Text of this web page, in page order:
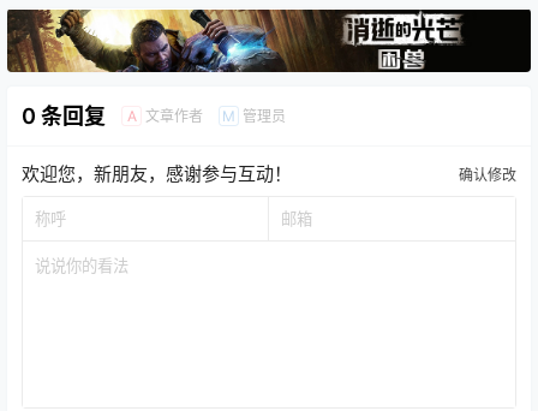
0 条回复 A 文章作者 M 管理员
欢迎您，新朋友，感谢参与互动！ 确认修改